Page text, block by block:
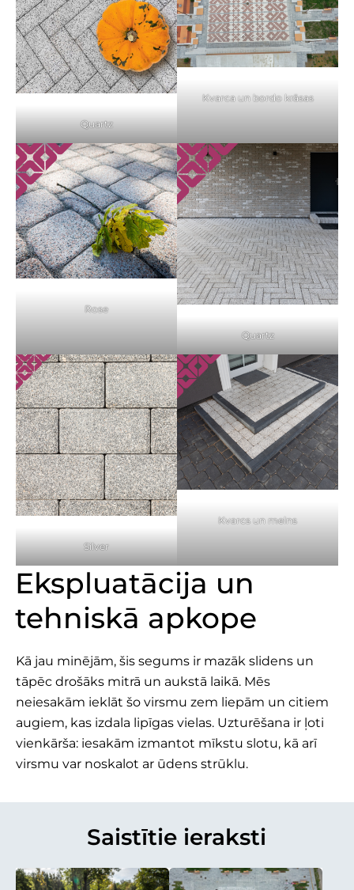
Quartz
Kvarca un bordo krāsas
Rose
Quartz
Silver
Kvarcs un melns
Ekspluatācija un
tehniskā apkope
Kā jau minējām, šis segums ir mazāk slidens un
tāpēc drošāks mitrā un aukstā laikā. Mēs
neiesakām ieklāt šo virsmu zem liepām un citiem
augiem, kas izdala lipīgas vielas. Uzturēšana ir ļoti
vienkārša: iesakām izmantot mīkstu slotu, kā arī
virsmu var noskalot ar ūdens strūklu.
Saistītie ieraksti